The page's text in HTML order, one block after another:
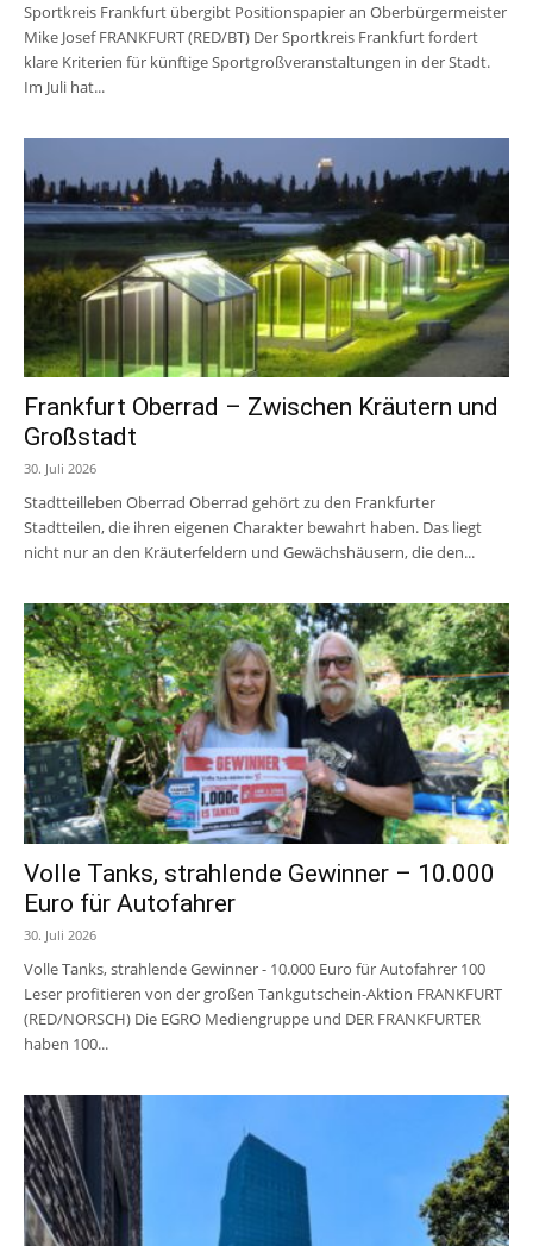
Sportkreis Frankfurt übergibt Positionspapier an Oberbürgermeister
Mike Josef FRANKFURT (RED/BT) Der Sportkreis Frankfurt fordert
klare Kriterien für künftige Sportgroßveranstaltungen in der Stadt.
Im Juli hat...
Frankfurt Oberrad – Zwischen Kräutern und
Großstadt
30. Juli 2026
Stadtteilleben Oberrad Oberrad gehört zu den Frankfurter
Stadtteilen, die ihren eigenen Charakter bewahrt haben. Das liegt
nicht nur an den Kräuterfeldern und Gewächshäusern, die den...
Volle Tanks, strahlende Gewinner – 10.000
Euro für Autofahrer
30. Juli 2026
Volle Tanks, strahlende Gewinner - 10.000 Euro für Autofahrer 100
Leser profitieren von der großen Tankgutschein-Aktion FRANKFURT
(RED/NORSCH) Die EGRO Mediengruppe und DER FRANKFURTER
haben 100...